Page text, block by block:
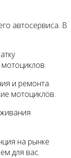
автосервиса. В
и ремонта.
мотоциклов.
на рынке
для вас.